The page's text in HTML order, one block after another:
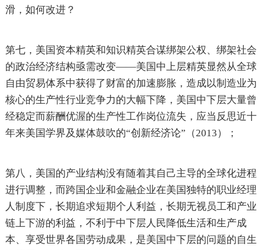
滑，如何改进？
第七，美国资本精英和知识精英合谋绑架公权、绑架社会
的政治经济结构亟需改变——美国中上层精英显然从全球
自由贸易体系中获得了财富的加速膨胀，造成以制造业为
核心的生产性行业竞争力的大幅下降，美国中下层大量曾
经稳定而薪酬优渥的生产性工作岗位流失，应当反思近十
年来美国学界及媒体鼓吹的“创新经济论”（2013）；
第八，美国的产业结构没有随着其自己主导的全球化进程
进行调整，而跨国企业和金融企业在美国独特的职业经理
人制度下，长期追求短期个人利益，长期无视员工和产业
链上下游的利益，不利于中下层人民降低生活和生产成
本、享受世界各国劳动成果，是美国中下层的问题的自生